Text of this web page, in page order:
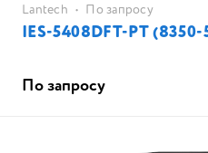
Lantech • По запросу
IES-5408DFT-PT (8350-
По запросу